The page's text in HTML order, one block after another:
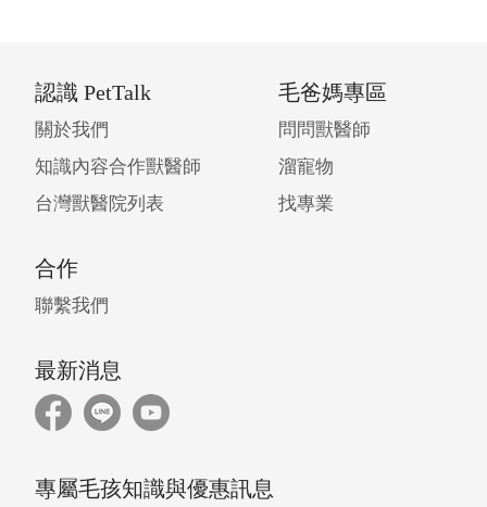
認識 PetTalk
關於我們
知識內容合作獸醫師
台灣獸醫院列表
毛爸媽專區
問問獸醫師
溜寵物
找專業
合作
聯繫我們
最新消息
專屬毛孩知識與優惠訊息